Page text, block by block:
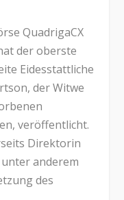
QuadrigaCX
der oberste
Eidesstattliche
der Witwe
veröffentlicht.
Direktorin
unter anderem
des